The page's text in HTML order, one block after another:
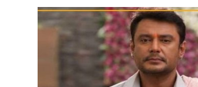
Videos
Health